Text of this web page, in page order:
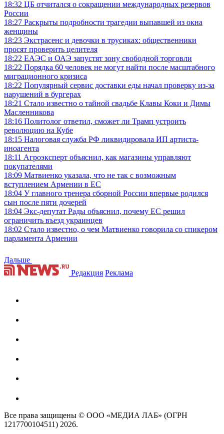
18:32 ЦБ отчитался о сокращении международных резервов
России
18:27 Раскрыты подробности трагедии выпавшей из окна
женщины
18:23 Экстрасенс и девочки в трусиках: общественники
просят проверить целителя
18:22 ЕАЭС и ОАЭ запустят зону свободной торговли
18:22 Порядка 60 человек не могут найти после масштабного
миграционного кризиса
18:22 Популярный сервис доставки еды начал проверку из-за
нарушений в бургерах
18:21 Стало известно о тайной свадьбе Клавы Коки и Димы
Масленникова
18:16 Политолог ответил, сможет ли Трамп устроить
революцию на Кубе
18:15 Налоговая служба РФ ликвидировала ИП артиста-
иноагента
18:11 Агроэксперт объяснил, как магазины управляют
покупателями
18:09 Матвиенко указала, что не так с возможным
вступлением Армении в ЕС
18:04 У главного тренера сборной России впервые родился
сын после пяти дочерей
18:04 Экс-депутат Рады объяснил, почему ЕС решил
ограничить въезд украинцев
18:02 Стало известно, о чем Матвиенко говорила со спикером
парламента Армении
Дальше
Редакция Реклама
Все права защищены © ООО «МЕДИА ЛАБ» (ОГРН
1217700104511) 2026.